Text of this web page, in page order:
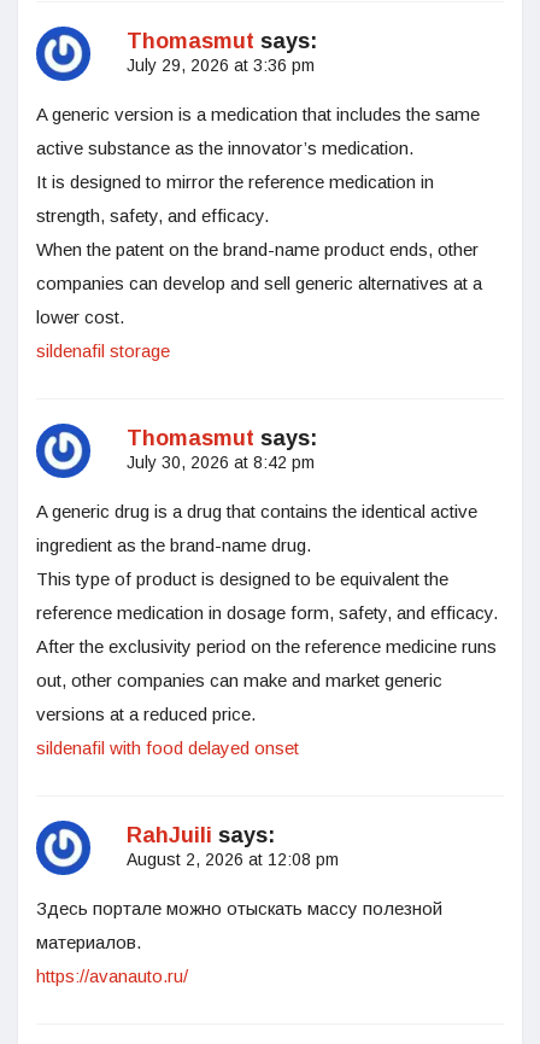
Thomasmut says:
July 29, 2026 at 3:36 pm
A generic version is a medication that includes the same
active substance as the innovator’s medication.
It is designed to mirror the reference medication in
strength, safety, and efficacy.
When the patent on the brand-name product ends, other
companies can develop and sell generic alternatives at a
lower cost.
sildenafil storage
Thomasmut says:
July 30, 2026 at 8:42 pm
A generic drug is a drug that contains the identical active
ingredient as the brand-name drug.
This type of product is designed to be equivalent the
reference medication in dosage form, safety, and efficacy.
After the exclusivity period on the reference medicine runs
out, other companies can make and market generic
versions at a reduced price.
sildenafil with food delayed onset
RahJuili says:
August 2, 2026 at 12:08 pm
Здесь портале можно отыскать массу полезной
материалов.
https://avanauto.ru/